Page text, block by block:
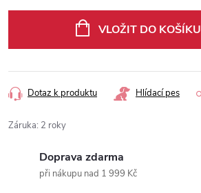
VLOŽIT DO KOŠÍKU
Dotaz k produktu Hlídací pes
Záruka: 2 roky
Doprava zdarma
při nákupu nad 1 999 Kč